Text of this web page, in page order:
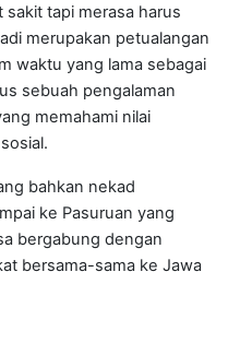
tapi merasa harus
merupakan petualangan
waktu yang lama sebagai
sebuah pengalaman
memahami nilai
bahkan nekad
ke Pasuruan yang
bergabung dengan
bersama-sama ke Jawa